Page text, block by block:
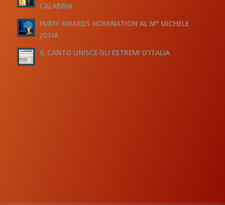
CALABRIA
EMMY AWARDS NOMINATION AL M° MICHELE
JOSIA
IL CANTO UNISCE GLI ESTREMI D’ITALIA